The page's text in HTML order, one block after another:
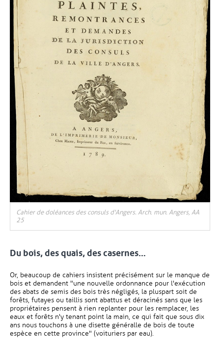
Cahier de doléances des consuls d'Angers. Arch. mun. Angers, AA
25
Du bois, des quais, des casernes…
Or, beaucoup de cahiers insistent précisément sur le manque de
bois et demandent "une nouvelle ordonnance pour l'exécution
des abats de semis des bois très négligés, la pluspart soit de
forêts, futayes ou taillis sont abattus et déracinés sans que les
propriétaires pensent à rien replanter pour les remplacer, les
eaux et forêts n'y tenant point la main, ce qui fait que sous dix
ans nous touchons à une disette généralle de bois de toute
espèce en cette province" (voituriers par eau).